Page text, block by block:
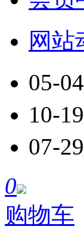
网站
05-04
10-19
07-29
0
购物车